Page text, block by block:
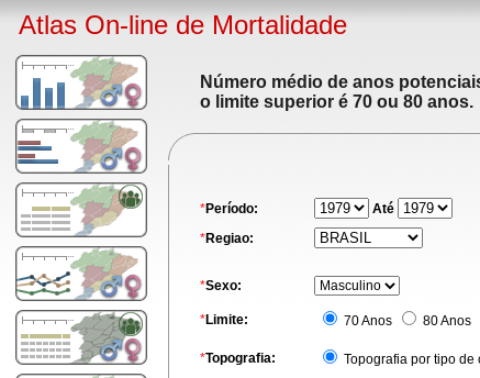
Atlas On-line de Mortalidade
Número médio de anos
o limite superior é 70 ou 80 anos.
*Período:
Até
*Regiao:
*Sexo:
*Limite: 70 Anos 80 Anos
*Topografia: Topografia por tipo de